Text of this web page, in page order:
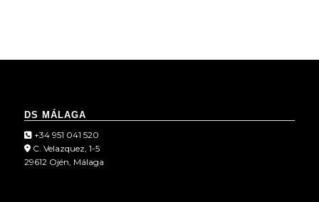
DS MÁLAGA
+34 951 041 520
C. Velazquez, 1-5
29612 Ojén, Málaga